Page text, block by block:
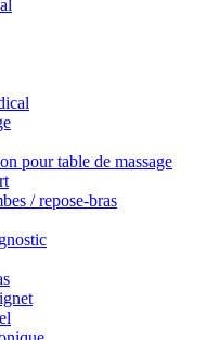
pour table de massage
/ repose-bras